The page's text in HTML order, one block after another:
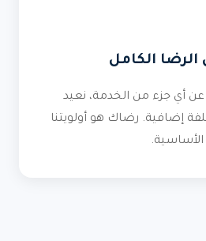
الكامل
عن أي جزء من الخدمة، نعيد
إضافية. رضاك هو أولويتنا
الأساسية.